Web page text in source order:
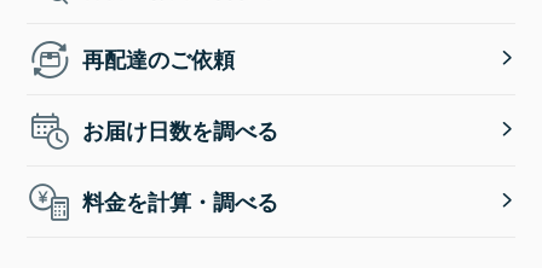
再配達のご依頼
お届け日数を調べる
料金を計算・調べる